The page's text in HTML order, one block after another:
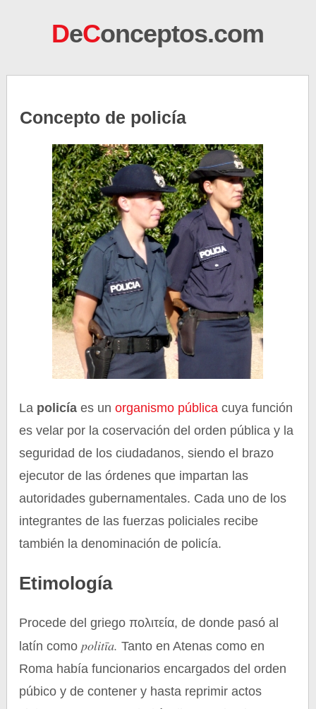
DeConceptos.com
Concepto de policía
La policíaes unorganismo pública cuya función
es velar por la coservación del orden pública y la
seguridad de los ciudadanos, siendo el brazo
ejecutor de las órdenes que impartan las
autoridades gubernamentales. Cada uno de los
integrantes de las fuerzas policiales recibe
también la denominación de policía.
Etimología
Procede del griegoπολιτεία, de donde pasó al
latín comopolitīa.Tanto en Atenas como en
Roma había funcionarios encargados del orden
púbico y de contener y hasta reprimir actos